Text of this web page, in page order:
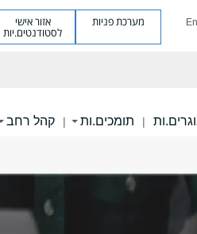
מערכת פניות אזור אישי
לסטודנטים.יות
| תומכים.ות | קהל רחב